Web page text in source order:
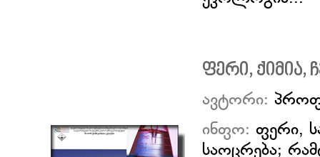
ფერი, ქიმია,
ავტორი:
ინფო: ფერი,
საოცრება;